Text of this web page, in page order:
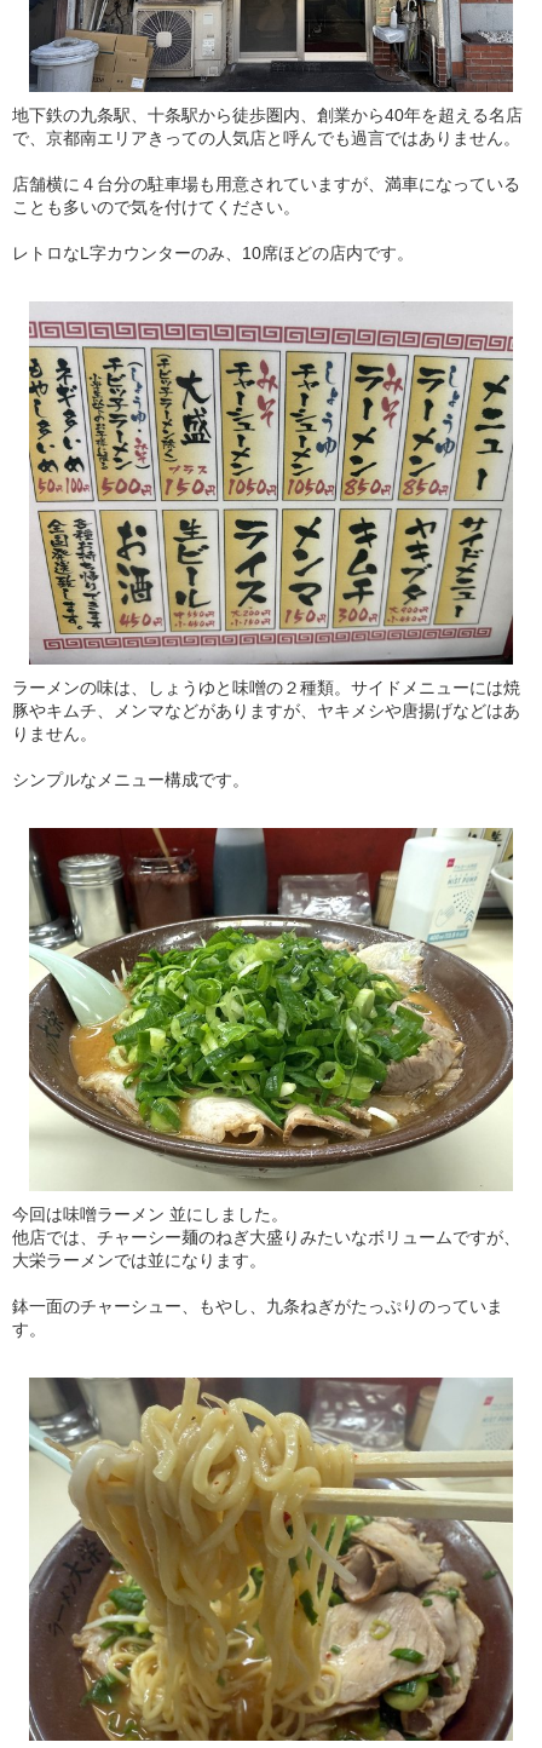
地下鉄の九条駅、十条駅から徒歩圏内、創業から40年を超える名店
で、京都南エリアきっての人気店と呼んでも過言ではありません。
店舗横に４台分の駐車場も用意されていますが、満車になっている
ことも多いので気を付けてください。
レトロなL字カウンターのみ、10席ほどの店内です。
ラーメンの味は、しょうゆと味噌の２種類。サイドメニューには焼
豚やキムチ、メンマなどがありますが、ヤキメシや唐揚げなどはあ
りません。
シンプルなメニュー構成です。
今回は味噌ラーメン 並にしました。
他店では、チャーシー麺のねぎ大盛りみたいなボリュームですが、
大栄ラーメンでは並になります。
鉢一面のチャーシュー、もやし、九条ねぎがたっぷりのっていま
す。